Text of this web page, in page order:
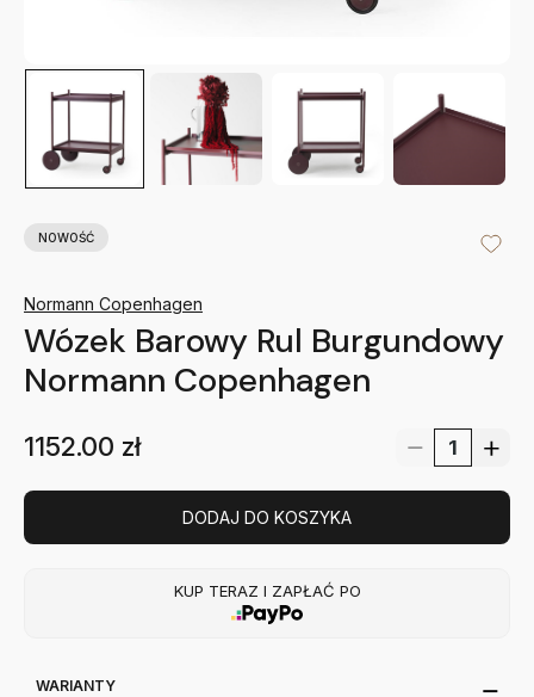
NOWOŚĆ
Normann Copenhagen
Wózek Barowy Rul Burgundowy
Normann Copenhagen
1152.00 zł
DODAJ DO KOSZYKA
KUP TERAZ I ZAPŁAĆ PO
WARIANTY